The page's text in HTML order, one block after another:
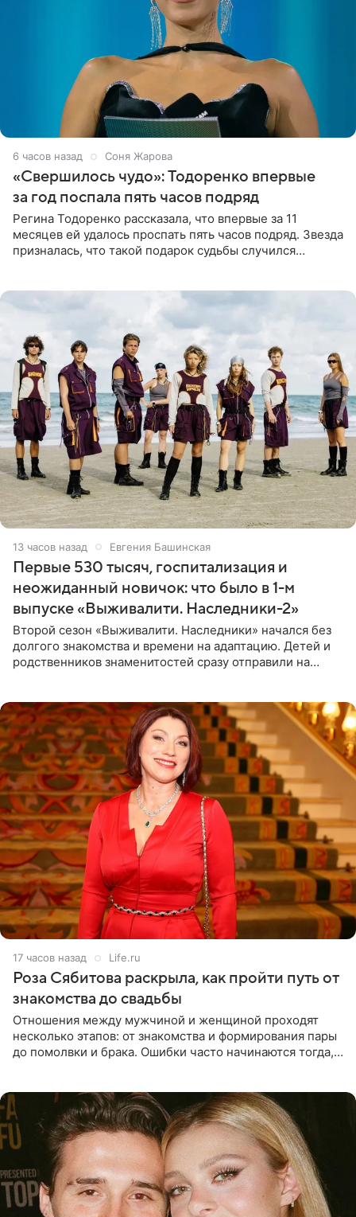
6 часов назад Соня Жарова
«Свершилось чудо»: Тодоренко впервые
за год поспала пять часов подряд
Регина Тодоренко рассказала, что впервые за 11
месяцев ей удалось проспать пять часов подряд. Звезда
призналась, что такой подарок судьбы случился
13 часов назад Евгения Башинская
Первые 530 тысяч, госпитализация и
неожиданный новичок: что было в 1-м
выпуске «Выживалити. Наследники-2»
Второй сезон «Выживалити. Наследники» начался без
долгого знакомства и времени на адаптацию. Детей и
родственников знаменитостей сразу отправили на
17 часов назад Life.ru
Роза Сябитова раскрыла, как пройти путь от
знакомства до свадьбы
Отношения между мужчиной и женщиной проходят
несколько этапов: от знакомства и формирования пары
до помолвки и брака. Ошибки часто начинаются тогда,